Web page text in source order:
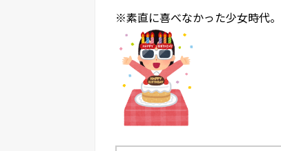
※素直に喜べなかった少女時代。